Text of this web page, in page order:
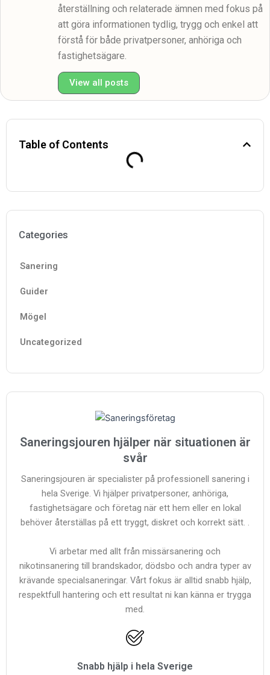
återställning och relaterade ämnen med fokus på
att göra informationen tydlig, trygg och enkel att
förstå för både privatpersoner, anhöriga och
fastighetsägare.
View all posts
Table of Contents
Categories
Sanering
Guider
Mögel
Uncategorized
Saneringsjouren hjälper när situationen är
svår
Saneringsjouren är specialister på professionell sanering i
hela Sverige. Vi hjälper privatpersoner, anhöriga,
fastighetsägare och företag när ett hem eller en lokal
behöver återställas på ett tryggt, diskret och korrekt sätt. .
Vi arbetar med allt från missärsanering och
nikotinsanering till brandskador, dödsbo och andra typer av
krävande specialsaneringar. Vårt fokus är alltid snabb hjälp,
respektfull hantering och ett resultat ni kan känna er trygga
med.
Snabb hjälp i hela Sverige